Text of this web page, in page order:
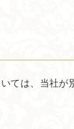
は、当社が